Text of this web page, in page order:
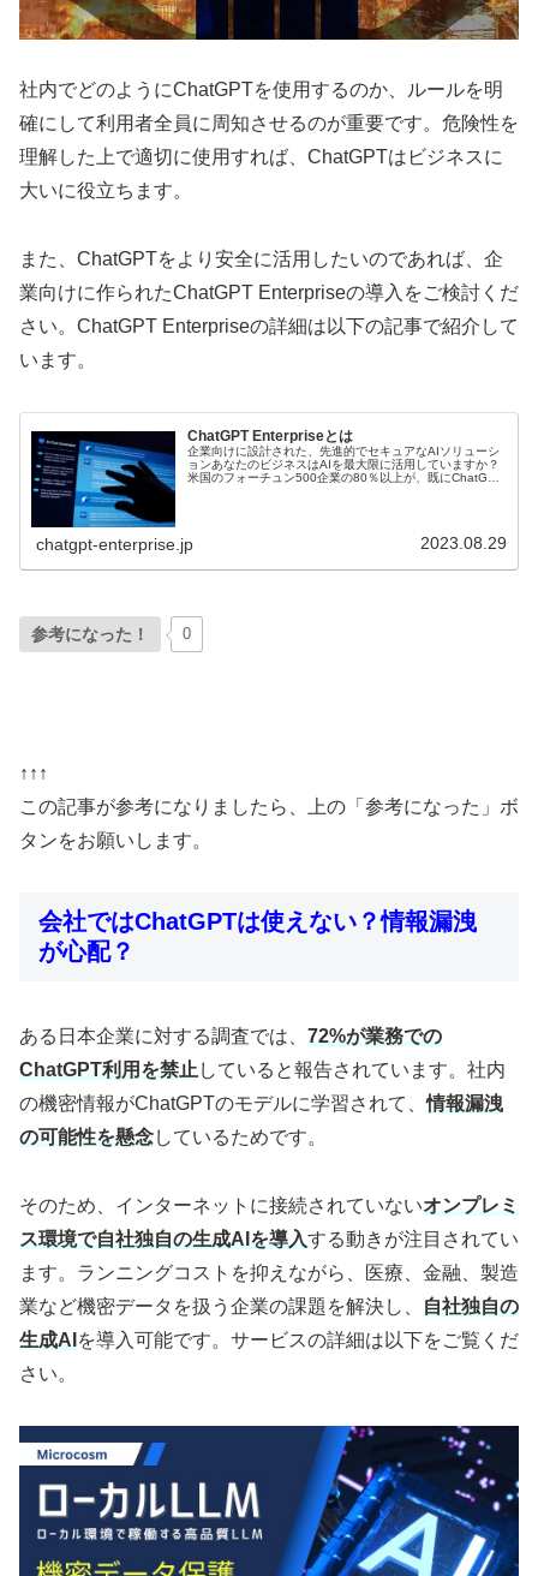
社内でどのようにChatGPTを使用するのか、ルールを明
確にして利用者全員に周知させるのが重要です。危険性を
理解した上で適切に使用すれば、ChatGPTはビジネスに
大いに役立ちます。
また、ChatGPTをより安全に活用したいのであれば、企
業向けに作られたChatGPT Enterpriseの導入をご検討くだ
さい。ChatGPT Enterpriseの詳細は以下の記事で紹介して
います。
ChatGPT Enterpriseとは
企業向けに設計された、先進的でセキュアなAIソリューシ
ョンあなたのビジネスはAIを最大限に活用していますか？
米国のフォーチュン500企業の80％以上が、既にChatGPT
chatgpt-enterprise.jp 2023.08.29
参考になった！ 0
↑↑↑
この記事が参考になりましたら、上の「参考になった」ボ
タンをお願いします。
会社ではChatGPTは使えない？情報漏洩
が心配？
ある日本企業に対する調査では、 72%が業務での
ChatGPT利用を禁止していると報告されています。社内
の機密情報がChatGPTのモデルに学習されて、情報漏洩
の可能性を懸念しているためです。
そのため、インターネットに接続されていないオンプレミ
ス環境で自社独自の生成AIを導入する動きが注目されてい
ます。ランニングコストを抑えながら、医療、金融、製造
業など機密データを扱う企業の課題を解決し、
自社独自の
生成AI を導入可能です。サービスの詳細は以下をご覧くだ
さい。